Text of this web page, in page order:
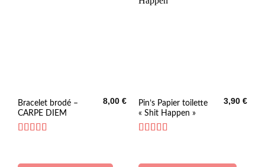
Bracelet brodé –
CARPE DIEM
8,00€
Ce
produit
Les
Pin’s Papier toilette
« Shit Happen »
3,90€